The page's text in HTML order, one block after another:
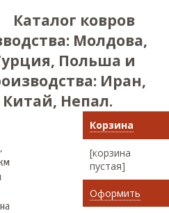
Каталог ковров
Молдова,
Польша и
Иран,
Непал.
Корзина
[корзина
пустая]
Оформить